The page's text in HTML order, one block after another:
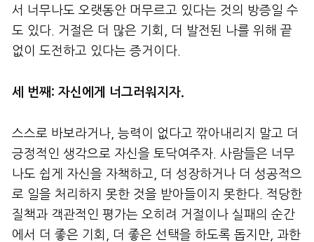
서 너무나도 오랫동안 머무르고 있다는 것의 방증일 수
도 있다. 거절은 더 많은 기회, 더 발전된 나를 위해 끝
없이 도전하고 있다는 증거이다.
세 번째: 자신에게 너그러워지자.
스스로 바보라거나, 능력이 없다고 깎아내리지 말고 더
긍정적인 생각으로 자신을 토닥여주자. 사람들은 너무
나도 쉽게 자신을 자책하고, 더 성장하거나 더 성공적으
로 일을 처리하지 못한 것을 받아들이지 못한다. 적당한
질책과 객관적인 평가는 오히려 거절이나 실패의 순간
에서 더 좋은 기회, 더 좋은 선택을 하도록 돕지만, 과한